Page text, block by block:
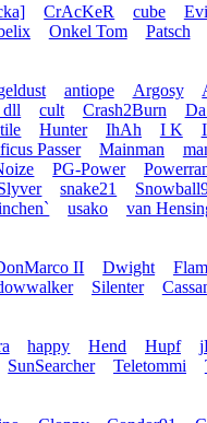
CrAcKeR cube
Onkel Tom Patsch
antiope Argosy
cult Crash2Burn
Hunter IhAh I K
Passer Mainman
PG-Power
snake21
usako van
II Dwight
Silenter
happy Hend Hupf
SunSearcher Teletommi